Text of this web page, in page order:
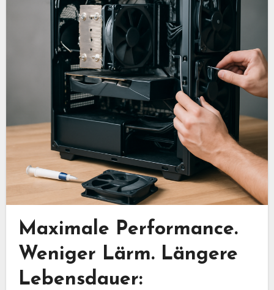
Maximale Performance.
Weniger Lärm. Längere
Lebensdauer: